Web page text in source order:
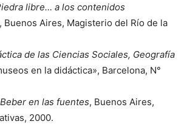
libre… a los contenidos
, Buenos Aires, Magisterio del Río de la
de las Ciencias Sociales, Geografía
en la didáctica», Barcelona, N°
Beber en las fuentes, Buenos Aires,
2000.